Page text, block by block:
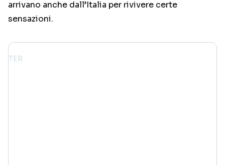
arrivano anche dall’Italia per rivivere certe
sensazioni.